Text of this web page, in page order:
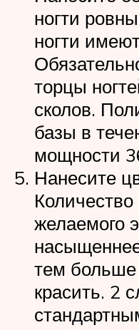
ногти
ногти
торцы
сколов.
базы в
мощности
Нанесите
желаемого
тем больше
красить. 2